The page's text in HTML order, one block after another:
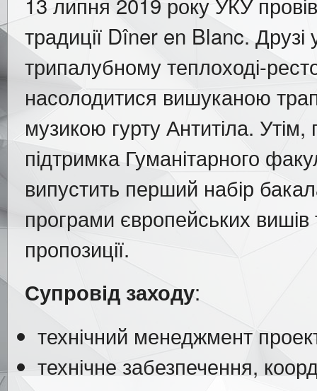
традиції Dîner en Blanc. Друзі
трипалубному теплоході-
насолодитися вишуканою
музикою гурту Антитіла.
підтримка Гуманітарного
випустить перший набір
програми європейських вишів
пропозиції.
Супровід заходу:
технічний менеджмент
технічне забезпечення,